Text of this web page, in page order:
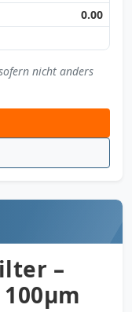
0.00
nicht anders
–